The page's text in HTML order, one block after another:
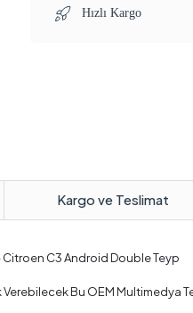
Hızlı Kargo
Kargo ve Teslimat
C3 Android Double Teyp
Bu OEM